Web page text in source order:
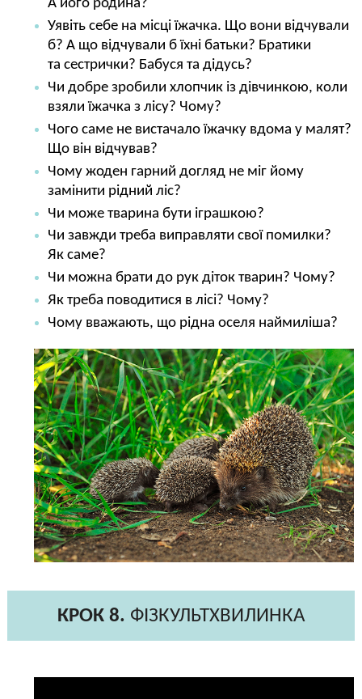
А його родина?
Уявіть себе на місці їжачка. Що вони відчували
б? А що відчували б їхні батьки? Братики
та сестрички? Бабуся та дідусь?
Чи добре зробили хлопчик із дівчинкою, коли
взяли їжачка з лісу? Чому?
Чого саме не вистачало їжачку вдома у малят?
Що він відчував?
Чому жоден гарний догляд не міг йому
замінити рідний ліс?
Чи може тварина бути іграшкою?
Чи завжди треба виправляти свої помилки?
Як саме?
Чи можна брати до рук діток тварин? Чому?
Як треба поводитися в лісі? Чому?
Чому вважають, що рідна оселя наймиліша?
КРОК 8. ФІЗКУЛЬТХВИЛИНКА